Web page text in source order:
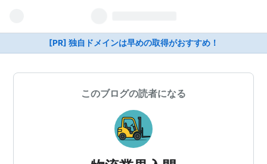
[PR] 独自ドメインは早めの取得がおすすめ！
このブログの読者になる